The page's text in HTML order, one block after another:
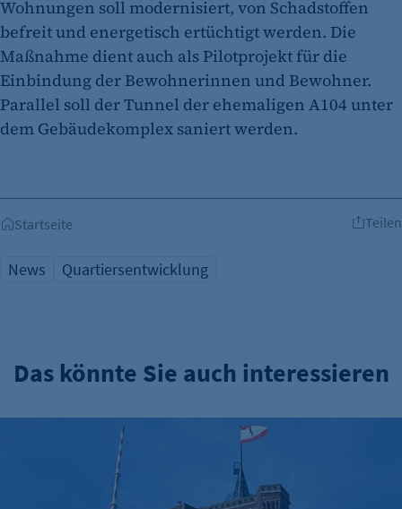
Wohnungen soll modernisiert, von Schadstoffen
befreit und energetisch ertüchtigt werden. Die
Maßnahme dient auch als Pilotprojekt für die
Einbindung der Bewohnerinnen und Bewohner.
Parallel soll der Tunnel der ehemaligen A104 unter
dem Gebäudekomplex saniert werden.
Startseite Teilen
News Quartiersentwicklung
Das könnte Sie auch interessieren
Verwaltungsreform: Zuständigkeitskatalog online